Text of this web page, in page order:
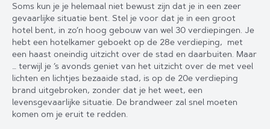
Soms kun je je helemaal niet bewust zijn dat je in een zeer
gevaarlijke situatie bent. Stel je voor dat je in een groot
hotel bent, in zo’n hoog gebouw van wel 30 verdiepingen. Je
hebt een hotelkamer geboekt op de 28e verdieping, met
een haast oneindig uitzicht over de stad en daarbuiten. Maar
… terwijl je ’s avonds geniet van het uitzicht over de met veel
lichten en lichtjes bezaaide stad, is op de 20e verdieping
brand uitgebroken, zonder dat je het weet, een
levensgevaarlijke situatie. De brandweer zal snel moeten
komen om je eruit te redden.